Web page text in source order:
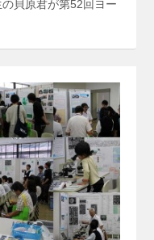
貝原君が第52回ヨー